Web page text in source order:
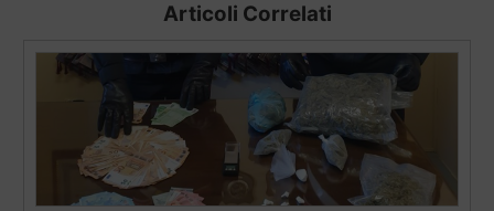
Articoli Correlati